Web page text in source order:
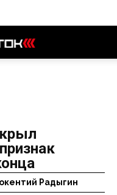
Радыгин